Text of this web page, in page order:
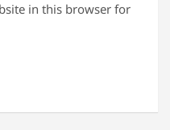
in this browser for